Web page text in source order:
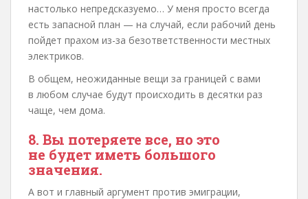
настолько непредсказуемо… У меня просто всегда
есть запасной план — на случай, если рабочий день
пойдет прахом из-за безответственности местных
электриков.
В общем, неожиданные вещи за границей с вами
в любом случае будут происходить в десятки раз
чаще, чем дома.
8. Вы потеряете все, но это
не будет иметь большого
значения.
А вот и главный аргумент против эмиграции,